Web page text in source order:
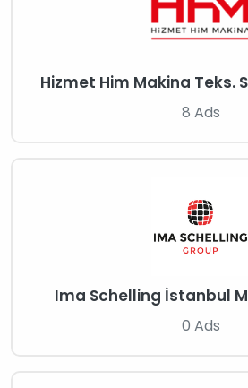
Hizmet Him Makina Teks.
8 Ads
Ima Schelling İstanbul
0 Ads